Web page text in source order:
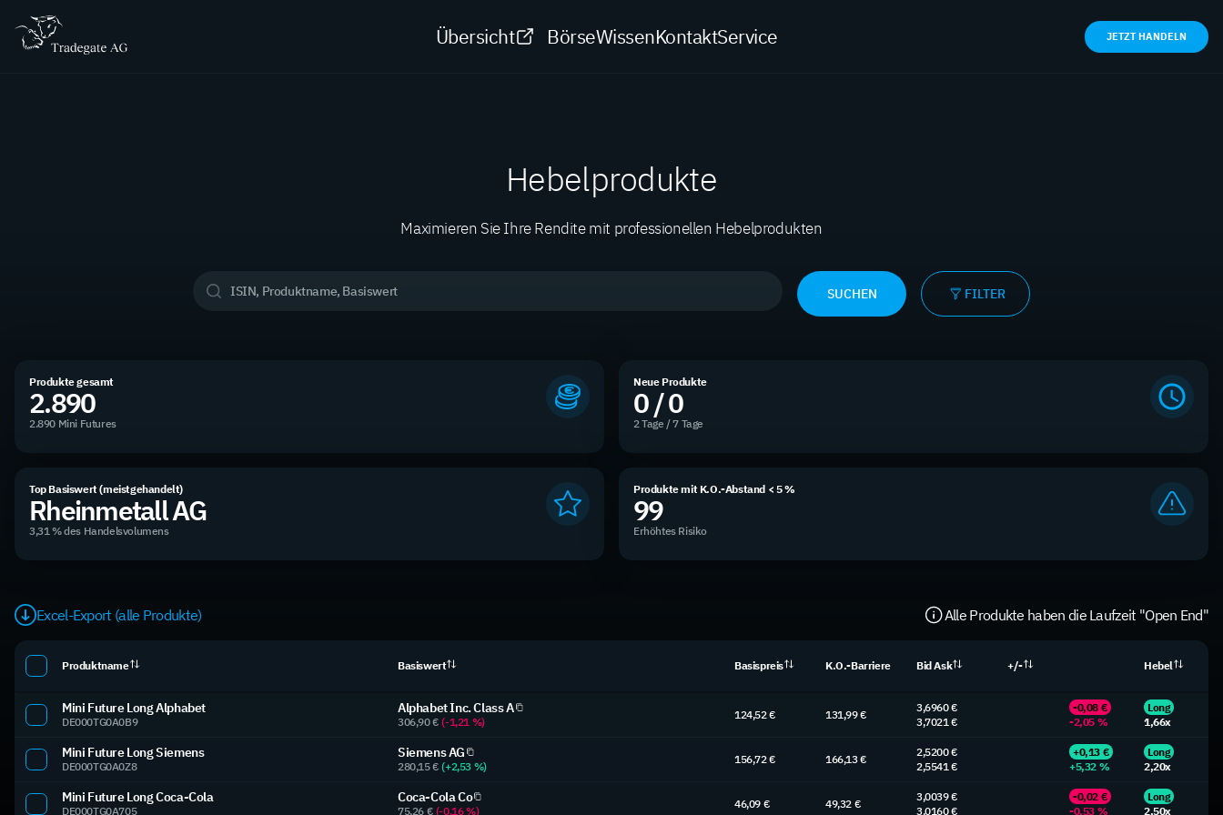
Übersicht BörseWissenKontaktService JETZT HANDELN
Hebelprodukte
Maximieren Sie Ihre Rendite mit professionellen Hebelprodukten
SUCHEN FILTER
Produkte gesamt
2.890
2.890 Mini Futures
Neue Produkte
0 / 0
2 Tage / 7 Tage
Top Basiswert (meistgehandelt)
Rheinmetall AG
3,31 % des Handelsvolumens
Produkte mit K.O.-Abstand < 5 %
99
Erhöhtes Risiko
Excel-Export (alle Produkte) Alle Produkte haben die Laufzeit "Open End"
Produktname Basiswert Basispreis K.O.-Barriere Bid Ask +/- Hebel
Mini Future Long Alphabet
DE000TG0A0B9
Alphabet Inc. Class A
306,90 €(-1,21 %)
124,52 € 131,99 €
3,6960 €
3,7021 €
-0,08 €
-2,05 %
Long
1,66x
Mini Future Long Siemens
DE000TG0A0Z8
Siemens AG
280,15 €(+2,53 %)
156,72 € 166,13 €
2,5200 €
2,5541 €
+0,13 €
+5,32 %
Long
2,20x
Mini Future Long Coca-Cola
DE000TG0A705
Coca-Cola Co
75,26 € (-0,16 %)
46,09 € 49,32 €
3,0039 €
3,0160 €
-0,02 €
-0,53 %
Long
2,50x